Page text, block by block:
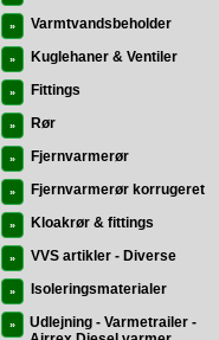
» Varmtvandsbeholder
» Kuglehaner & Ventiler
» Fittings
» Rør
» Fjernvarmerør
» Fjernvarmerør korrugeret
» Kloakrør & fittings
» VVS artikler - Diverse
» Isoleringsmaterialer
»
Udlejning - Varmetrailer -